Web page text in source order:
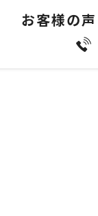
お客様の声